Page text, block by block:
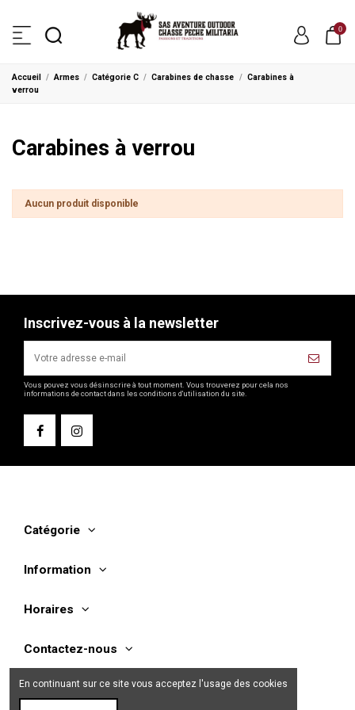
0
Accueil Armes Catégorie C Carabines de chasse
Carabines à
verrou
Carabines à verrou
Aucun produit disponible
Inscrivez-vous à la newsletter
Vous pouvez vous désinscrire à tout moment. Vous trouverez pour cela nos
informations de contact dans les conditions d'utilisation du site.
Catégorie
Information
Horaires
Contactez-nous
En continuant sur ce site vous acceptez l'usage des cookies